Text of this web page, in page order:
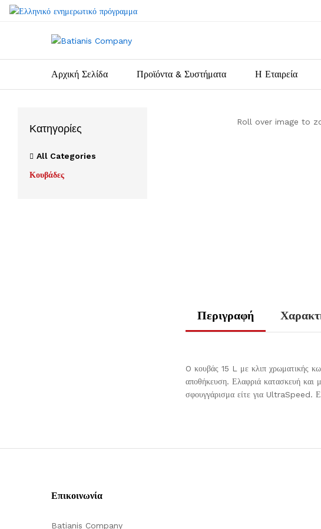
Αρχική Σελίδα Προϊόντα & Συστήματα Η Εταιρεία
Roll over image to
Περιγραφή
O κουβάς 15 L με κλιπ χρωματικής
αποθήκευση. Ελαφριά κατασκευή και
σφουγγάρισμα είτε για UltraSpeed.
Κατηγορίες
All Categories
Κουβάδες
Επικοινωνία
Batianis Company